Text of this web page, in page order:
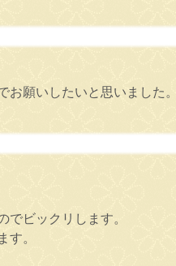
願いしたいと思いました
でビックリします。
。